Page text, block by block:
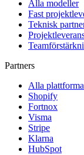
Alla modeller
Fast
Teknisk
Partners
Alla
Shopify
Fortnox
Visma
Stripe
Klarna
HubSpot